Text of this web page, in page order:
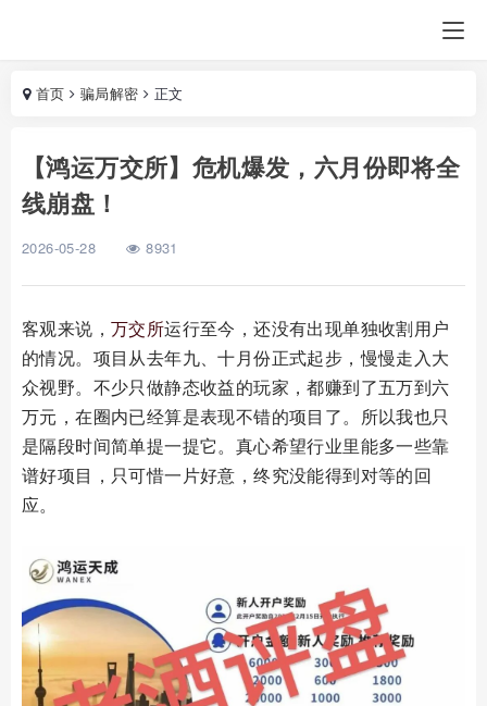
首页 骗局解密 正文
【鸿运万交所】危机爆发，六月份即将全
线崩盘！
2026-05-28 8931
客观来说， 万交所运行至今，还没有出现单独收割用户
的情况。项目从去年九、十月份正式起步，慢慢走入大
众视野。不少只做静态收益的玩家，都赚到了五万到六
万元，在圈内已经算是表现不错的项目了。所以我也只
是隔段时间简单提一提它。真心希望行业里能多一些靠
谱好项目，只可惜一片好意，终究没能得到对等的回
应。